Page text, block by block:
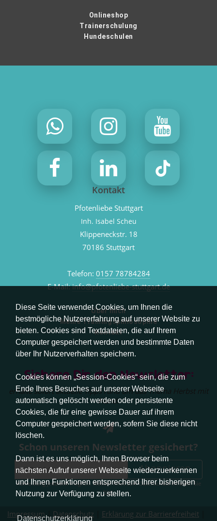
Diese Seite verwendet Cookies, um Ihnen die
bestmögliche Nutzererfahrung auf unserer Website zu
bieten. Cookies sind Textdateien, die auf Ihrem
Computer gespeichert werden und bestimmte Daten
über Ihr Nutzerverhalten speichern.
Cookies können „Session-Cookies“ sein, die zum
Ende Ihres Besuches auf unserer Webseite
automatisch gelöscht werden oder persistente
Cookies, die für eine gewisse Dauer auf ihrem
Computer gespeichert werden, sofern Sie diese nicht
löschen.
Dann ist es uns möglich, Ihren Browser beim
nächsten Aufruf unserer Webseite wiederzuerkennen
und Ihnen Funktionen entsprechend Ihrer bisherigen
Nutzung zur Verfügung zu stellen.
Datenschutzerklärung
Onlineshop
Trainerschulung
Hundeschulen
Kontakt
Pfotenliebe Stuttgart
Inh. Isabel Scheu
Klippeneckstr. 18
70186 Stuttgart
Telefon: 0157 78784284
E-Mail:info@pfotenliebe-stuttgart.de
Über mich
Meine Trainingsphilosophie
Kontakt
Sichere Dir den Newsletter:
erhalte sofort aktuelle Tipps rund um das Thema Herbst mit
Hund.
Schon unseren Newsletter gesichert?
Abonnieren
Abmeldung jederzeit möglich. Weitere Infos zum Datenschutz erhalten Sie
hier.
Impressum| Datenschutz Erklärung zur Barrierefreiheit